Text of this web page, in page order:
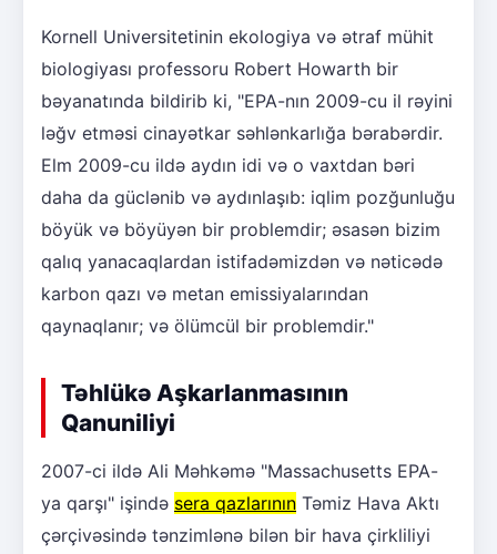
Kornell Universitetinin ekologiya və ətraf mühit
biologiyası professoru Robert Howarth bir
bəyanatında bildirib ki, "EPA-nın 2009-cu il rəyini
ləğv etməsi cinayətkar səhlənkarlığa bərabərdir.
Elm 2009-cu ildə aydın idi və o vaxtdan bəri
daha da güclənib və aydınlaşıb: iqlim pozğunluğu
böyük və böyüyən bir problemdir; əsasən bizim
qalıq yanacaqlardan istifadəmizdən və nəticədə
karbon qazı və metan emissiyalarından
qaynaqlanır; və ölümcül bir problemdir."
Təhlükə Aşkarlanmasının
Qanuniliyi
2007-ci ildə Ali Məhkəmə "Massachusetts EPA-
ya qarşı" işində sera qazlarının Təmiz Hava Aktı
çərçivəsində tənzimlənə bilən bir hava çirkliliyi